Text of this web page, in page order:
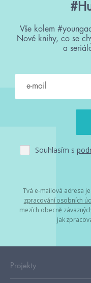
Vše kolem
Nové knihy, co se
a
Souhlasím s
Tvá e-mailová adresa
zpracování osobních
mezích obecně
jak
Projekty